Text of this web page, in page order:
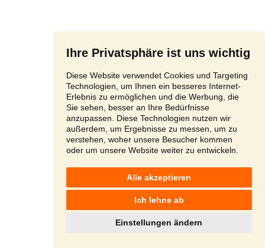
Ihre Privatsphäre ist uns wichtig
Diese Website verwendet Cookies und Targeting
Technologien, um Ihnen ein besseres Internet-
Erlebnis zu ermöglichen und die Werbung, die
Sie sehen, besser an Ihre Bedürfnisse
anzupassen. Diese Technologien nutzen wir
außerdem, um Ergebnisse zu messen, um zu
verstehen, woher unsere Besucher kommen
oder um unsere Website weiter zu entwickeln.
Alle akzeptieren
Ich lehne ab
Einstellungen ändern